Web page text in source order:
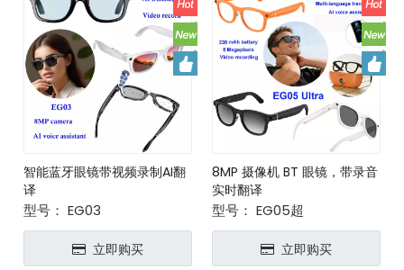
智能蓝牙眼镜带视频录制AI翻
译
型号： EG03
立即购买
8MP 摄像机 BT 眼镜，带录音
实时翻译
型号： EG05超
立即购买